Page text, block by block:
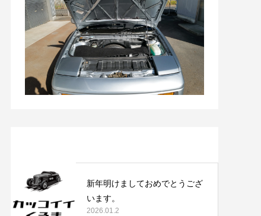
日本車
JAPAN
フランス車
FRANCE
新年明けましておめでとうござ
います。
2026.01.2